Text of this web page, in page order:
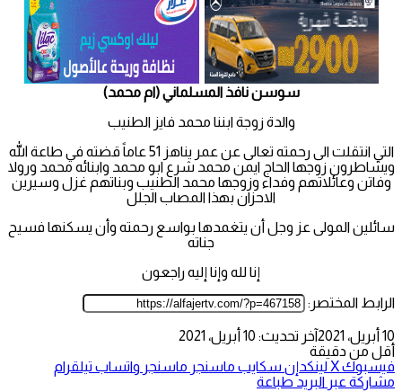
سوسن نافذ المسلماني (ام محمد)
والدة زوجة ابننا محمد فايز الطنيب
التي انتقلت الى رحمته تعالى عن عمر يناهز 51 عاماً قضته في طاعة الله
ويشاطرون زوجها الحاج ايمن محمد شرع ابو محمد وابنائه محمد ورولا
وفاتن وعائلاتهم وفداء وزوجها محمد الطنيب وبناتهم غزل وسيرين
الاحزان بهذا المصاب الجلل
سائلين المولى عز وجل أن يتغمدها بواسع رحمته وأن يسكنها فسيح
جناته
إنا لله وإنا إليه راجعون
الرابط المختصر:
10 أبريل، 2021
آخر تحديث: 10 أبريل، 2021
أقل من دقيقة
فيسبوك‫Xلينكدإن سكايب ماسنجر ماسنجر واتساب تيلقرام
مشاركة عبر البريد طباعة